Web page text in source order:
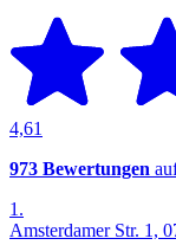
4,61
973 Bewertungen
1.
Amsterdamer Str. 1,